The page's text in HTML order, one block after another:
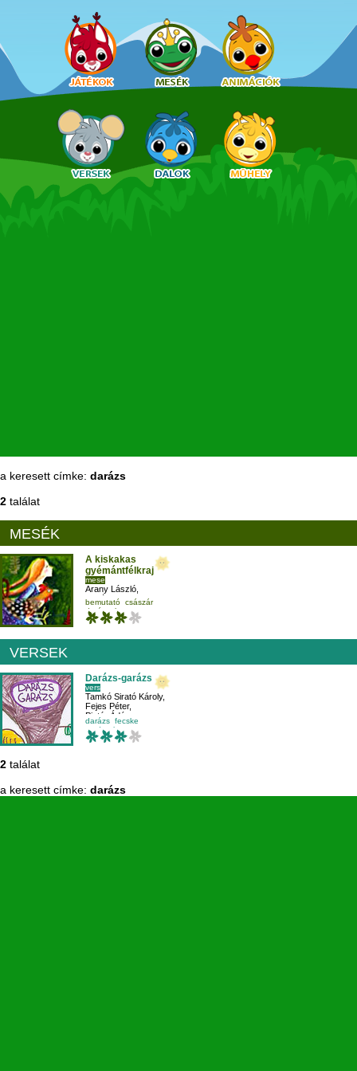
a keresett címke: darázs
2 találat
MESÉK
A kiskakas
gyémántfélkrajcára
mese
Arany László
Pogány Judit,
Szegedi Katalin
bemutató császár
darázs hangos
VERSEK
Darázs-garázs
vers
Tamkó Sirató Károly,
Fejes Péter,
Pintér Ádám
darázs fecske
madarak
mese-vers
2 találat
a keresett címke: darázs